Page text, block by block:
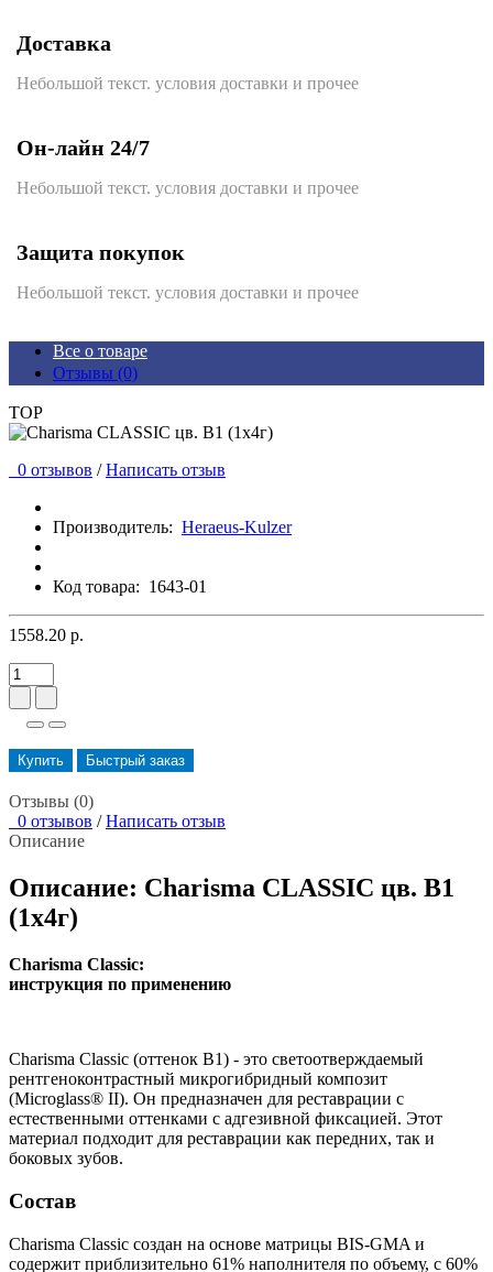
Доставка
Небольшой текст. условия доставки и прочее
Он-лайн 24/7
Небольшой текст. условия доставки и прочее
Защита покупок
Небольшой текст. условия доставки и прочее
Все о товаре
Отзывы (0)
TOP
0 отзывов / Написать отзыв
Производитель: Heraeus-Kulzer
Код товара: 1643-01
1558.20 р.
Купить Быстрый заказ
Отзывы (0)
0 отзывов / Написать отзыв
Описание
Описание: Charisma CLASSIC цв. B1
(1х4г)
Charisma Classic:
инструкция по применению
Charisma Classic (оттенок B1) - это светоотверждаемый
рентгеноконтрастный микрогибридный композит
(Microglass® II). Он предназначен для реставрации с
естественными оттенками с адгезивной фиксацией. Этот
материал подходит для реставрации как передних, так и
боковых зубов.
Состав
Charisma Classic создан на основе матрицы BIS-GMA и
содержит приблизительно 61% наполнителя по объему, с 60%